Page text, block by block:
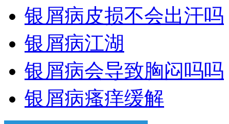
银屑病皮损不会出汗吗
银屑病江湖
银屑病会导致胸闷吗吗
银屑病瘙痒缓解